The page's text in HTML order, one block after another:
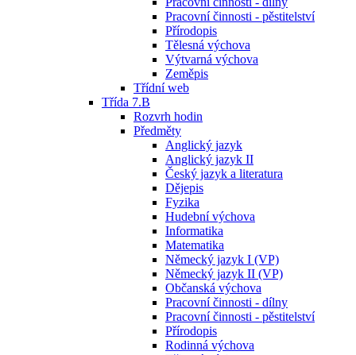
Pracovní činnosti - pěstitelství
Přírodopis
Tělesná výchova
Výtvarná výchova
Zeměpis
Třídní web
Třída 7.B
Rozvrh hodin
Předměty
Anglický jazyk
Anglický jazyk II
Český jazyk a literatura
Dějepis
Fyzika
Hudební výchova
Informatika
Matematika
Německý jazyk I (VP)
Německý jazyk II (VP)
Občanská výchova
Pracovní činnosti - dílny
Pracovní činnosti - pěstitelství
Přírodopis
Rodinná výchova